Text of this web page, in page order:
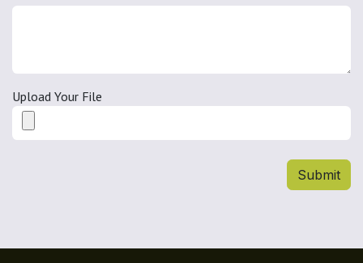
Upload Your File
Submit